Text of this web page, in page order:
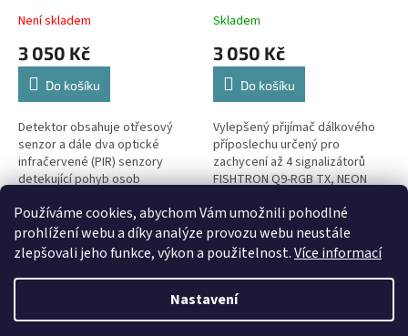
Používáme cookies, abychom Vám umožnili pohodlné
prohlížení webu a díky analýze provozu webu neustále
zlepšovali jeho funkce, výkon a použitelnost.Více informací
Nastavení
Není skladem
3 050 Kč
Do košíku
Detektor obsahuje otřesový
senzor a dále dva optické
infračervené (PIR) senzory
detekující pohyb osob
Skladem
3 050 Kč
Do košíku
Vylepšený přijímač dálkového
příposlechu určený pro
zachycení až 4 signalizátorů
FISHTRON Q9-RGB TX, NEON
Rozpozná nejen záběr, ale i
rychlost a směr...
O
v
á
d
a
8položek celkem
Vytvořil Shoptet